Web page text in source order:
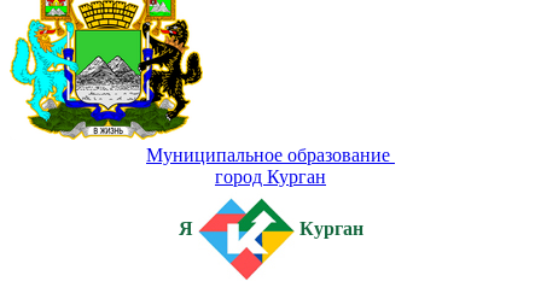
Муниципальное образование
город Курган
Я Курган